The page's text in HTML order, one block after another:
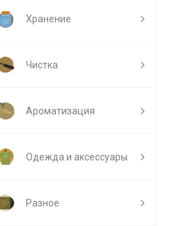
Хранение
Чистка
Ароматизация
Одежда и аксессуары
Разное